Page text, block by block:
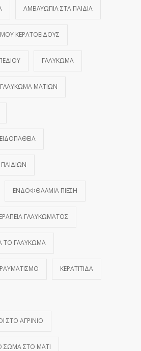
ΑΜΒΛΥΩΠΊΑ ΣΤΑ ΠΑΙΔΙΆ
ΚΕΡΑΤΟΕΙΔΟΎΣ
ΓΛΑΎΚΩΜΑ
ΓΛΑΎΚΩΜΑ ΜΑΤΙΏΝ
ΕΝΔΟΦΘΆΛΜΙΑ ΠΊΕΣΗ
ΓΛΑΥΚΏΜΑΤΟΣ
ΤΟ ΓΛΑΎΚΩΜΑ
ΚΕΡΑΤΊΤΙΔΑ
ΣΤΟ ΑΓΡΊΝΙΟ
ΣΏΜΑ ΣΤΟ ΜΆΤΙ